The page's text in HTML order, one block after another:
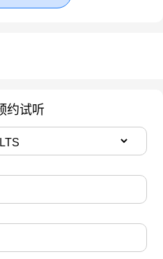
学习范文中的有用搭配和
和组织语言。
约试听